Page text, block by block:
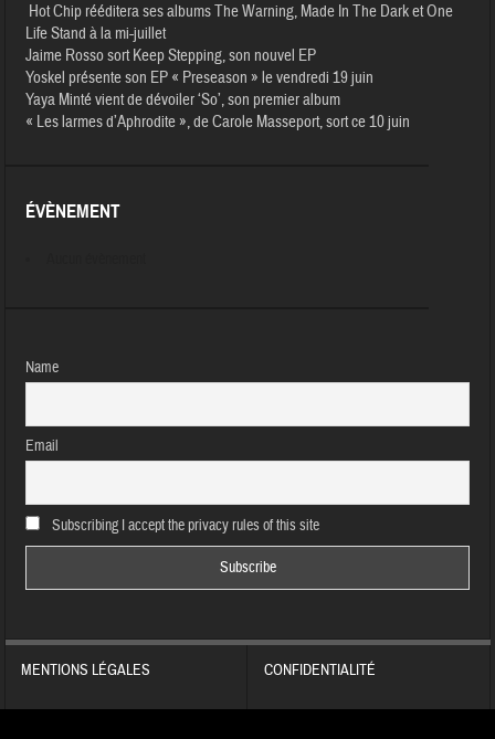
Hot Chip rééditera ses albums The Warning, Made In The Dark et One
Life Stand à la mi-juillet
Jaime Rosso sort Keep Stepping, son nouvel EP
Yoskel présente son EP « Preseason » le vendredi 19 juin
Yaya Minté vient de dévoiler ‘So’, son premier album
« Les larmes d’Aphrodite », de Carole Masseport, sort ce 10 juin
ÉVÈNEMENT
Name
Email
Subscribing I accept the privacy rules of this site
MENTIONS LÉGALES CONFIDENTIALITÉ